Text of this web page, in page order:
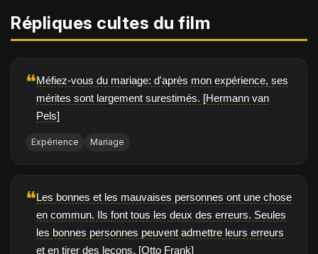
Répliques cultes du film
❝Méfiez-vous du mariage: d'après mon expérience, ses
mérites sont largement surestimés. [Hermann van
Pels]
Expérience Mariage
❝Les bonnes et les mauvaises personnes ont une chose
en commun. Ils font tous les deux des erreurs. Seules
les bonnes personnes peuvent admettre leurs erreurs
et en tirer des leçons. [Otto Frank]